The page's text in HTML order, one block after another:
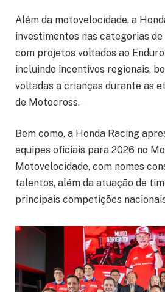
Além da motovelocidade, a
investimentos nas categorias
com projetos voltados ao
incluindo incentivos regionais,
voltadas a crianças durante as
de Motocross.
Bem como, a Honda Racing
equipes oficiais para 2026 no
Motovelocidade, com nomes
talentos, além da atuação de
principais competições